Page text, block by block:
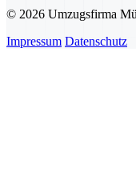
© 2026 Umzugsfirma
Impressum Datenschutz